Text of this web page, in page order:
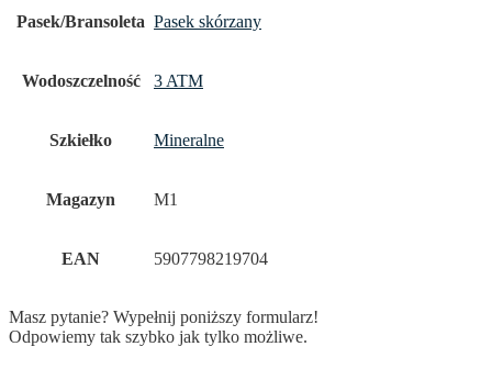
Pasek/Bransoleta Pasek skórzany
Wodoszczelność 3 ATM
Szkiełko Mineralne
Magazyn M1
EAN 5907798219704
Masz pytanie? Wypełnij poniższy formularz!
Odpowiemy tak szybko jak tylko możliwe.